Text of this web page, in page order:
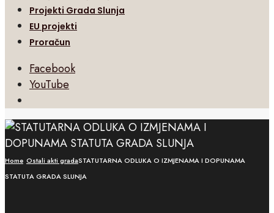
Projekti Grada Slunja
EU projekti
Proračun
Facebook
YouTube
Search
Window
Home Ostali akti gradaSTATUTARNA ODLUKA O IZMJENAMA I DOPUNAMA
STATUTA GRADA SLUNJA